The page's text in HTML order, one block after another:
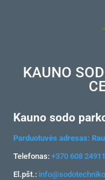
KAUNO
Kauno sodo
Parduotuvės adresas:
Telefonas:+370 608 24911
El.pšt.: